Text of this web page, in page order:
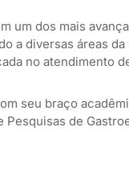
um dos mais
a diversas áreas
no atendimento
seu braço
de